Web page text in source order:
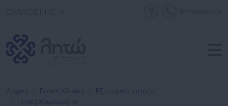
Αρχική Γενική Κλινική
Εξωτερικά Ιατρεία
Γενική Χειρουργική